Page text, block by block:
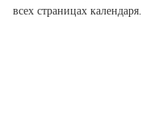
всех страницах календаря.